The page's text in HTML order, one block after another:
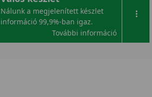
Nálunk a megjelenített készlet
információ 99,9%-ban igaz.
További információ
...